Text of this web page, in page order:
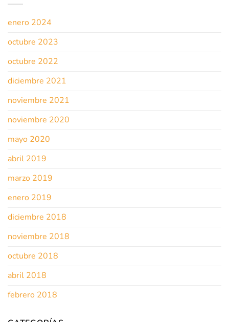
enero 2024
octubre 2023
octubre 2022
diciembre 2021
noviembre 2021
noviembre 2020
mayo 2020
abril 2019
marzo 2019
enero 2019
diciembre 2018
noviembre 2018
octubre 2018
abril 2018
febrero 2018